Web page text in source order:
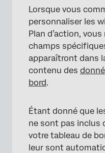
Lorsque vous
personnaliser les
Plan d’action,
champs
apparaîtront dans
contenu des
bord.
Étant donné que
ne sont pas inclus
votre tableau de
leur sont